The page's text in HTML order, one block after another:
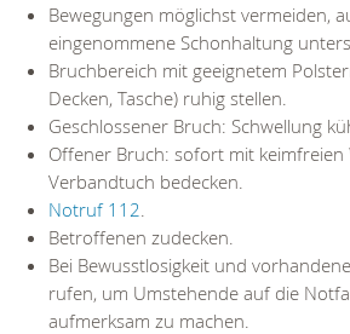
Bewegungen möglichst vermeiden,
eingenommene Schonhaltung
Bruchbereich mit geeignetem
Decken, Tasche) ruhig stellen.
Geschlossener Bruch: Schwellung
Offener Bruch: sofort mit
Verbandtuch bedecken.
Notruf 112
Betroffenen zudecken.
Bei Bewusstlosigkeit und
rufen, um Umstehende auf die
aufmerksam zu machen.